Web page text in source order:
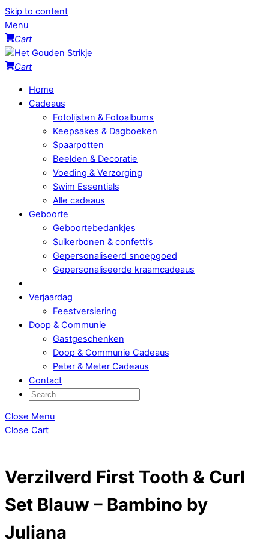
Skip to content
Menu
Cart
Cart
Home
Cadeaus
Fotolijsten & Fotoalbums
Keepsakes & Dagboeken
Spaarpotten
Beelden & Decoratie
Voeding & Verzorging
Swim Essentials
Alle cadeaus
Geboorte
Geboortebedankjes
Suikerbonen & confetti’s
Gepersonaliseerd snoepgoed
Gepersonaliseerde kraamcadeaus
Verjaardag
Feestversiering
Doop & Communie
Gastgeschenken
Doop & Communie Cadeaus
Peter & Meter Cadeaus
Contact
Close Menu
Close Cart
Verzilverd First Tooth & Curl
Set Blauw – Bambino by
Juliana